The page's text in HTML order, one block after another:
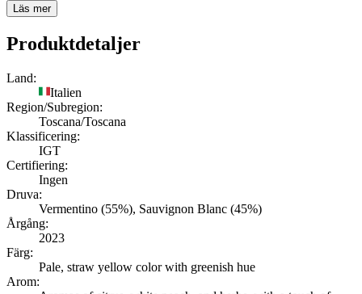
Läs mer
Produktdetaljer
Land:
Italien
Region/Subregion:
Toscana/Toscana
Klassificering:
IGT
Certifiering:
Ingen
Druva:
Vermentino (55%), Sauvignon Blanc (45%)
Årgång:
2023
Färg:
Pale, straw yellow color with greenish hue
Arom: